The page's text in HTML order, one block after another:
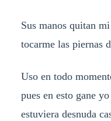
Sus manos quitan
tocarme las piernas
Uso en todo
pues en esto gane
estuviera desnuda